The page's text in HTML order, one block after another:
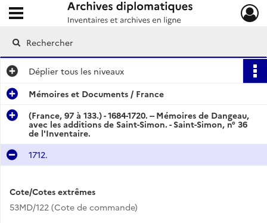
Archives diplomatiques
Ouvrir le menu déroulant
Déplier tous les niveaux
Mémoires et Documents / France
(France, 97 à 133.) - 1684-1720. -- Mémoires de Dangeau,
avec les additions de Saint-Simon. - Saint-Simon, n° 36
de l'Inventaire.
1712.
Cote/Cotes extrêmes
53MD/122 (Cote de commande)